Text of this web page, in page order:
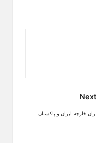
خارجه ایران و پاکستان